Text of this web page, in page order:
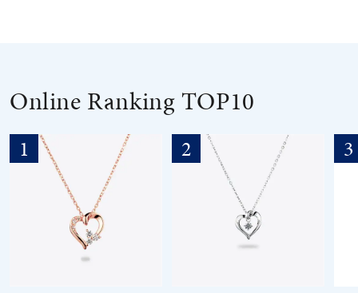
ト
着用シーン
コレクション
Online Ranking TOP10
1 2 3